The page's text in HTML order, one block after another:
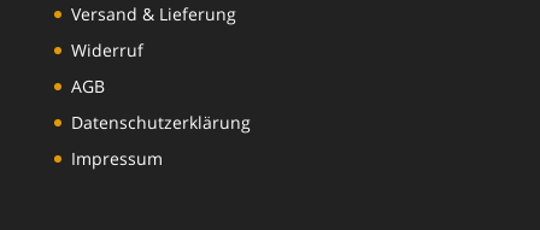
Versand & Lieferung
Widerruf
AGB
Datenschutzerklärung
Impressum